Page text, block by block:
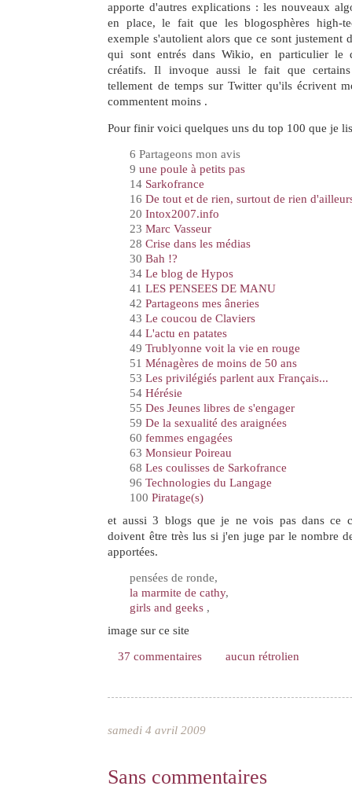
apporte d'autres explications : les nouveaux
en place, le fait que les blogosphères high-
exemple s'autolient alors que ce sont justement
qui sont entrés dans Wikio, en particulier le
créatifs. Il invoque aussi le fait que certains
tellement de temps sur Twitter qu'ils écrivent
commentent moins .
Pour finir voici quelques uns du top 100 que je
6 Partageons mon avis
9une poule à petits pas
14 Sarkofrance
16De tout et de rien, surtout de rien
20Intox2007.info
23Marc Vasseur
28Crise dans les médias
30Bah !?
34Le blog de Hypos
41LES PENSEES DE MANU
42Partageons mes âneries
43Le coucou de Claviers
44L'actu en patates
49Trublyonne voit la vie en rouge
51Ménagères de moins de 50 ans
53Les privilégiés parlent aux Français...
54Hérésie
55Des Jeunes libres de s'engager
59De la sexualité des araignées
60femmes engagées
63Monsieur Poireau
68Les coulisses de Sarkofrance
96Technologies du Langage
100Piratage(s)
et aussi 3 blogs que je ne vois pas dans ce
doivent être très lus si j'en juge par le nombre
apportées.
pensées de ronde,
la marmite de cathy,
girls and geeks ,
image sur ce site
37 commentaires aucun rétrolien
samedi 4 avril 2009
Sans commentaires